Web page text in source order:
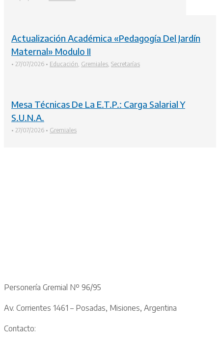
Actualización Académica «Pedagogía Del Jardín
Maternal» Modulo II
• 27/07/2026 • Educación Gremiales Secretarías
Mesa Técnicas De La E.T.P.: Carga Salarial Y
S.U.N.A.
• 27/07/2026 • Gremiales
Personería Gremial Nº 96/95
Av. Corrientes 1461 – Posadas, Misiones, Argentina
Contacto: